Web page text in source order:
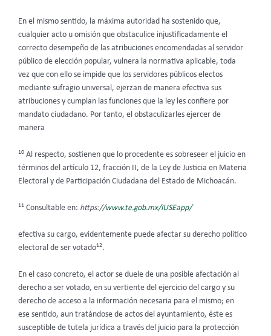
En el mismo sentido, la máxima autoridad ha sostenido que,
cualquier acto u omisión que obstaculice injustificadamente el
correcto desempeño de las atribuciones encomendadas al servidor
público de elección popular, vulnera la normativa aplicable, toda
vez que con ello se impide que los servidores públicos electos
mediante sufragio universal, ejerzan de manera efectiva sus
atribuciones y cumplan las funciones que la ley les confiere por
mandato ciudadano. Por tanto, el obstaculizarles ejercer de
manera
10 Al respecto, sostienen que lo procedente es sobreseer el juicio en
términos del artículo 12, fracción II, de la Ley de Justicia en Materia
Electoral y de Participación Ciudadana del Estado de Michoacán.
11 Consultable en: https://www.te.gob.mx/IUSEapp/
efectiva su cargo, evidentemente puede afectar su derecho político
electoral de ser votado12.
En el caso concreto, el actor se duele de una posible afectación al
derecho a ser votado, en su vertiente del ejercicio del cargo y su
derecho de acceso a la información necesaria para el mismo; en
ese sentido, aun tratándose de actos del ayuntamiento, éste es
susceptible de tutela jurídica a través del juicio para la protección